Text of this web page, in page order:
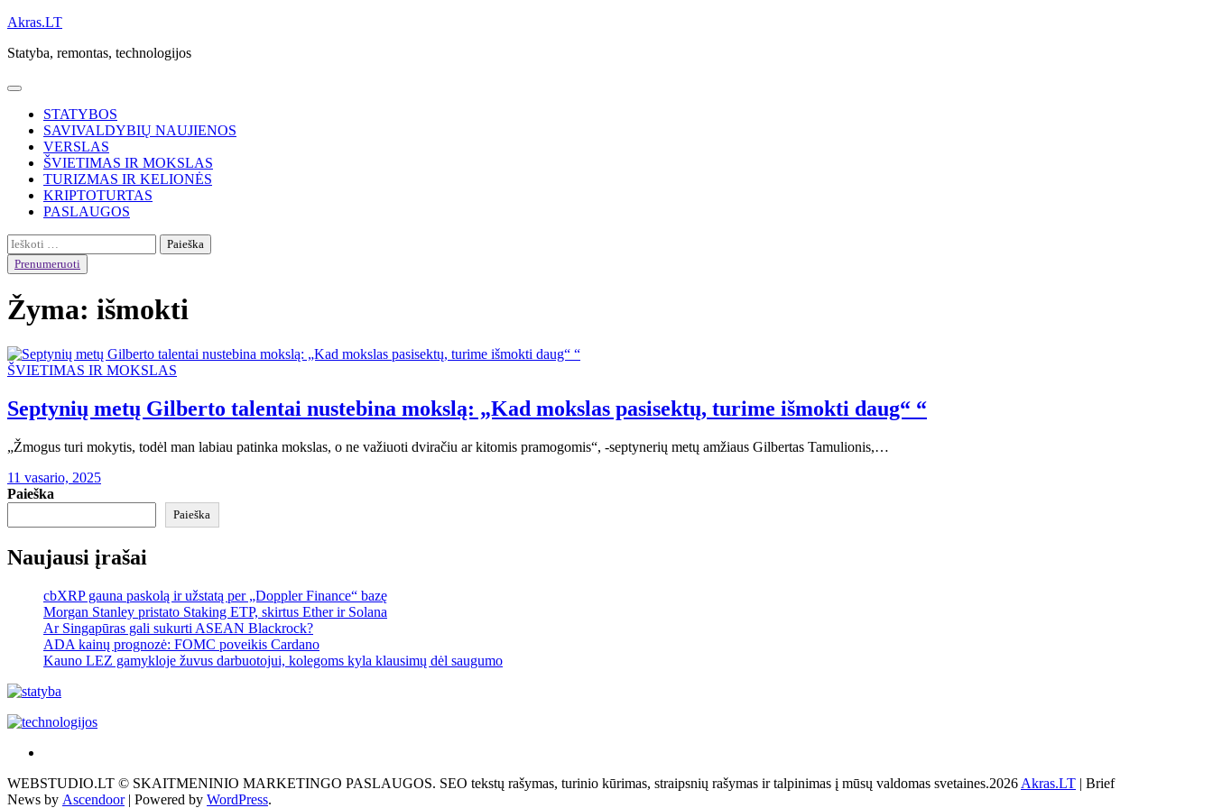
Skip
content
Akras.LT
Statyba, remontas, technologijos
STATYBOS
SAVIVALDYBIŲ NAUJIENOS
VERSLAS
ŠVIETIMAS IR MOKSLAS
TURIZMAS IR KELIONĖS
KRIPTOTURTAS
PASLAUGOS
Ieškoti:
Prenumeruoti
Žyma: išmokti
ŠVIETIMAS IR MOKSLAS
Septynių metų Gilberto talentai nustebina mokslą: „Kad mokslas pasisektų, turime išmokti daug“ “
„Žmogus turi mokytis, todėl man labiau patinka mokslas, o ne važiuoti dviračiu ar kitomis pramogomis“, -septynerių metų amžiaus Gilbertas Tamulionis,…
11 vasario, 2025
Paieška
Paieška
Naujausi įrašai
cbXRP gauna paskolą ir užstatą per „Doppler Finance“ bazę
Morgan Stanley pristato Staking ETP, skirtus Ether ir Solana
Ar Singapūras gali sukurti ASEAN Blackrock?
ADA kainų prognozė: FOMC poveikis Cardano
Kauno LEZ gamykloje žuvus darbuotojui, kolegoms kyla klausimų dėl saugumo
tai
žemės
WEBSTUDIO.LT © SKAITMENINIO MARKETINGO PASLAUGOS. SEO tekstų rašymas, turinio kūrimas, straipsnių rašymas ir talpinimas į mūsų valdomas svetaines.2026 Akras.LT | Brief
News by Ascendoor| Powered by WordPress.